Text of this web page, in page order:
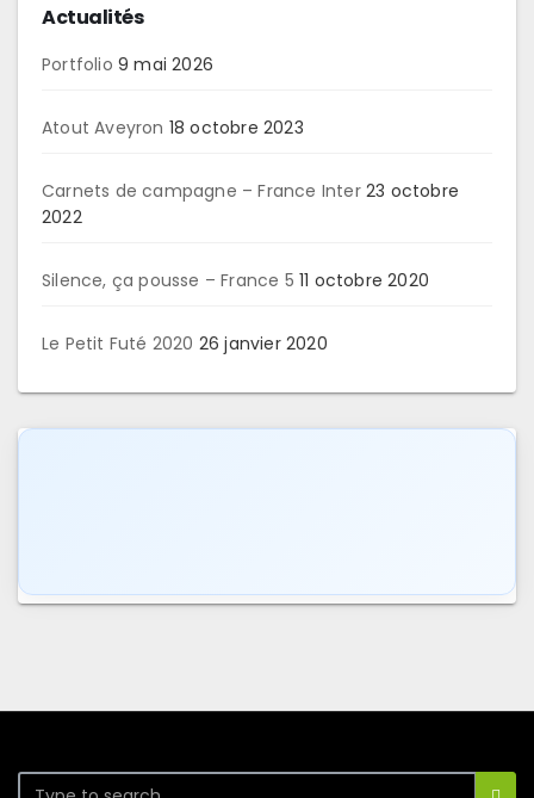
Actualités
Portfolio 9 mai 2026
Atout Aveyron 18 octobre 2023
Carnets de campagne – France Inter 23 octobre
2022
Silence, ça pousse – France 5 11 octobre 2020
Le Petit Futé 2020 26 janvier 2020